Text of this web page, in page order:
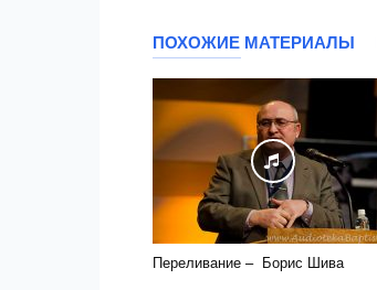
ПОХОЖИЕ МАТЕРИАЛЫ
Переливание – Борис Шива